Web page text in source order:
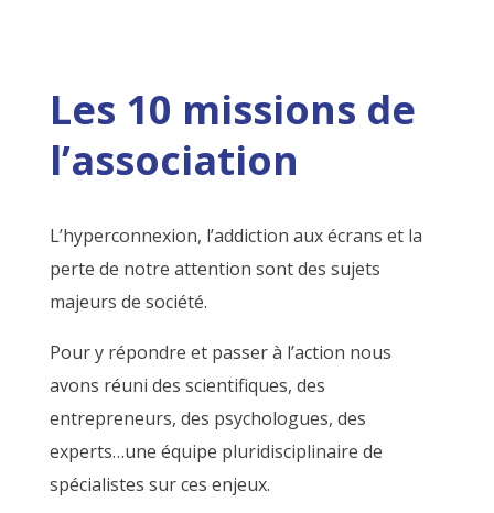
Les 10 missions de
l’association
L’hyperconnexion, l’addiction aux écrans et la
perte de notre attention sont des sujets
majeurs de société.
Pour y répondre et passer à l’action nous
avons réuni des scientifiques, des
entrepreneurs, des psychologues, des
experts…une équipe pluridisciplinaire de
spécialistes sur ces enjeux.